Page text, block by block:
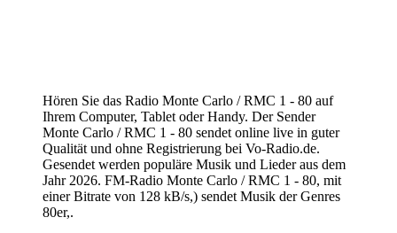
Hören Sie das Radio Monte Carlo / RMC 1 - 80 auf
Ihrem Computer, Tablet oder Handy. Der Sender
Monte Carlo / RMC 1 - 80 sendet online live in guter
Qualität und ohne Registrierung bei Vo-Radio.de.
Gesendet werden populäre Musik und Lieder aus dem
Jahr 2026. FM-Radio Monte Carlo / RMC 1 - 80, mit
einer Bitrate von 128 kB/s,) sendet Musik der Genres
80er,.